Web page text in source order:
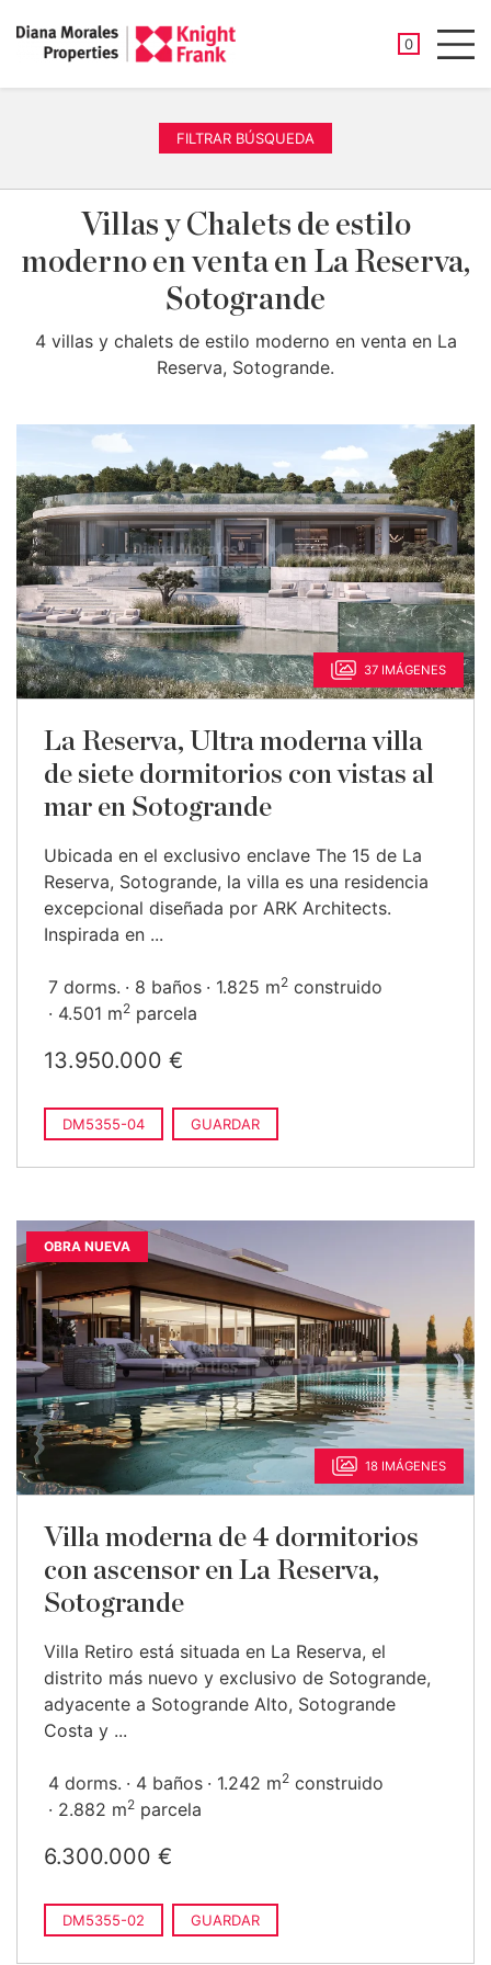
0
FILTRAR BÚSQUEDA
Villas y Chalets de estilo
moderno en venta en La Reserva,
Sotogrande
4 villas y chalets de estilo moderno en venta en La
Reserva, Sotogrande.
37 IMÁGENES
La Reserva, Ultra moderna villa
de siete dormitorios con vistas al
mar en Sotogrande
Ubicada en el exclusivo enclave The 15 de La
Reserva, Sotogrande, la villa es una residencia
excepcional diseñada por ARK Architects.
Inspirada en ...
7 dorms. 8 baños 1.825 m2 construido
4.501 m2 parcela
13.950.000 €
DM5355-04 GUARDAR
OBRA NUEVA
18 IMÁGENES
Villa moderna de 4 dormitorios
con ascensor en La Reserva,
Sotogrande
Villa Retiro está situada en La Reserva, el
distrito más nuevo y exclusivo de Sotogrande,
adyacente a Sotogrande Alto, Sotogrande
Costa y ...
4 dorms. 4 baños 1.242 m2 construido
2.882 m2 parcela
6.300.000 €
DM5355-02 GUARDAR